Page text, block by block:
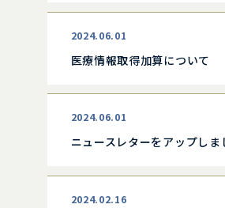
2024.06.01
医療情報取得加算について
2024.06.01
ニュースレターをアップしま
2024.02.16